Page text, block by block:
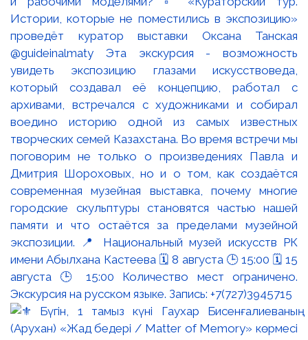
Истории, которые не поместились в экспозицию»
проведёт куратор выставки Оксана Танская
@guideinalmaty Эта экскурсия - возможность
увидеть экспозицию глазами искусствоведа,
который создавал её концепцию, работал с
архивами, встречался с художниками и собирал
воедино историю одной из самых известных
творческих семей Казахстана. Во время встречи мы
поговорим не только о произведениях Павла и
Дмитрия Шороховых, но и о том, как создаётся
современная музейная выставка, почему многие
городские скульптуры становятся частью нашей
памяти и что остаётся за пределами музейной
экспозиции. 📍 Национальный музей искусств РК
имени Абылхана Кастеева 🗓 8 августа 🕒 15:00 🗓 15
августа 🕒 15:00 Количество мест ограничено.
Экскурсия на русском языке. Запись: +7(727)3945715